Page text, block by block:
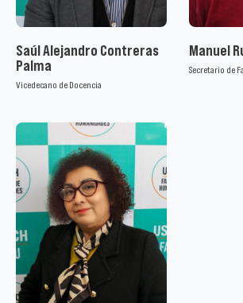
Saúl Alejandro Contreras
Palma
Vicedecano de Docencia
Manuel
Secretario de